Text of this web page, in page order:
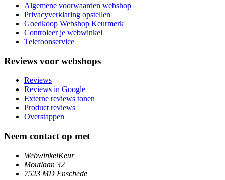
Algemene voorwaarden webshop
Privacyverklaring opstellen
Goedkoop Webshop Keurmerk
Controleer je webwinkel
Telefoonservice
Reviews voor webshops
Reviews
Reviews in Google
Externe reviews tonen
Product reviews
Overstappen
Neem contact op met
WebwinkelKeur
Moutlaan 32
7523 MD Enschede